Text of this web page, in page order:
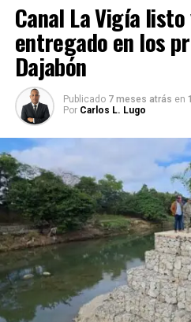
Canal La Vigía
entregado en los
Dajabón
Publicado 7 meses atrás en
Por Carlos L. Lugo